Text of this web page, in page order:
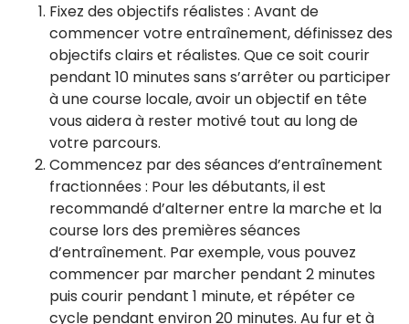
Fixez des objectifs réalistes : Avant de
commencer votre entraînement, définissez des
objectifs clairs et réalistes. Que ce soit courir
pendant 10 minutes sans s’arrêter ou participer
à une course locale, avoir un objectif en tête
vous aidera à rester motivé tout au long de
votre parcours.
Commencez par des séances d’entraînement
fractionnées : Pour les débutants, il est
recommandé d’alterner entre la marche et la
course lors des premières séances
d’entraînement. Par exemple, vous pouvez
commencer par marcher pendant 2 minutes
puis courir pendant 1 minute, et répéter ce
cycle pendant environ 20 minutes. Au fur et à